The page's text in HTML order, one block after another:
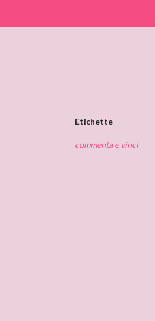
Etichette
commenta e vinci